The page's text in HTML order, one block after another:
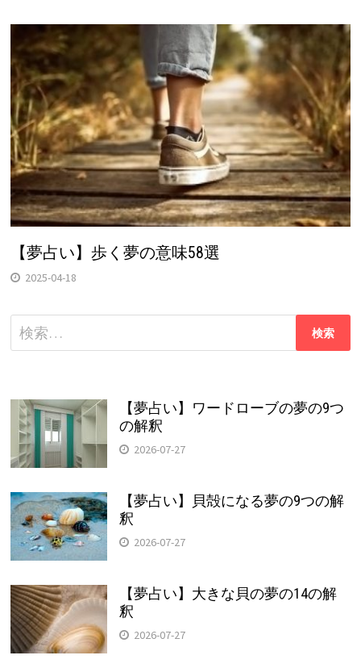
【夢占い】歩く夢の意味58選
2025-04-18
検
索:
【夢占い】ワードローブの夢の9つ
の解釈
2026-07-27
【夢占い】貝殻になる夢の9つの解
釈
2026-07-27
【夢占い】大きな貝の夢の14の解
釈
2026-07-27